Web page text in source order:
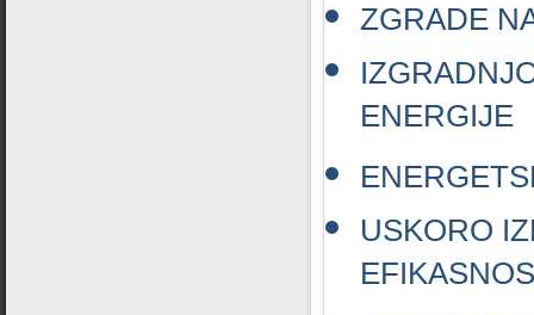
ZGRADE
ENERGIJE
USKORO